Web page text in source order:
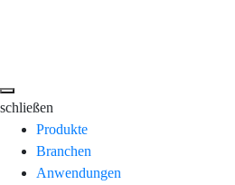
schließen
Produkte
Branchen
Anwendungen